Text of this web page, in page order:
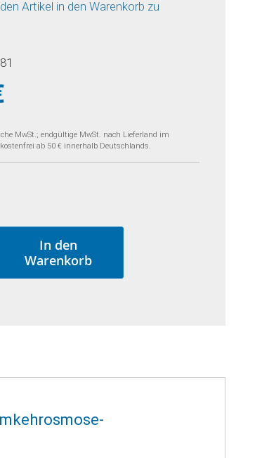
Artikel in den Warenkorb zu
MwSt.; endgültige MwSt. nach Lieferland im
ab 50 € innerhalb Deutschlands.
In den
Warenkorb